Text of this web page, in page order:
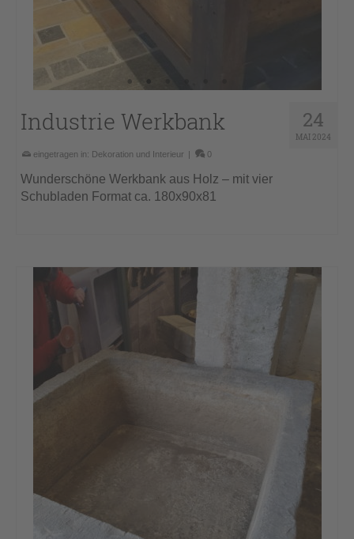
24
MAI 2024
Industrie Werkbank
eingetragen in: Dekoration und Interieur | 0
Wunderschöne Werkbank aus Holz – mit vier
Schubladen Format ca. 180x90x81